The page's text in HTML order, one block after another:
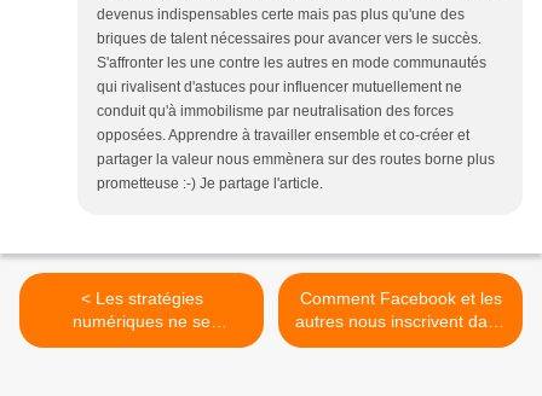
devenus indispensables certe mais pas plus qu'une des
briques de talent nécessaires pour avancer vers le succès.
S'affronter les une contre les autres en mode communautés
qui rivalisent d'astuces pour influencer mutuellement ne
conduit qu'à immobilisme par neutralisation des forces
opposées. Apprendre à travailler ensemble et co-créer et
partager la valeur nous emmènera sur des routes borne plus
prometteuse :-) Je partage l'article.
< Les stratégies
numériques ne se
résument-elles qu’à l’affect
Comment Facebook et les
autres nous inscrivent dans
un capitalisme émotionnel ?